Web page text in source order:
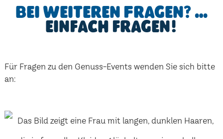
Bei weiteren Fragen? …
einfach fragen!
Für Fragen zu den Genuss-Events wenden Sie sich bitte
an: